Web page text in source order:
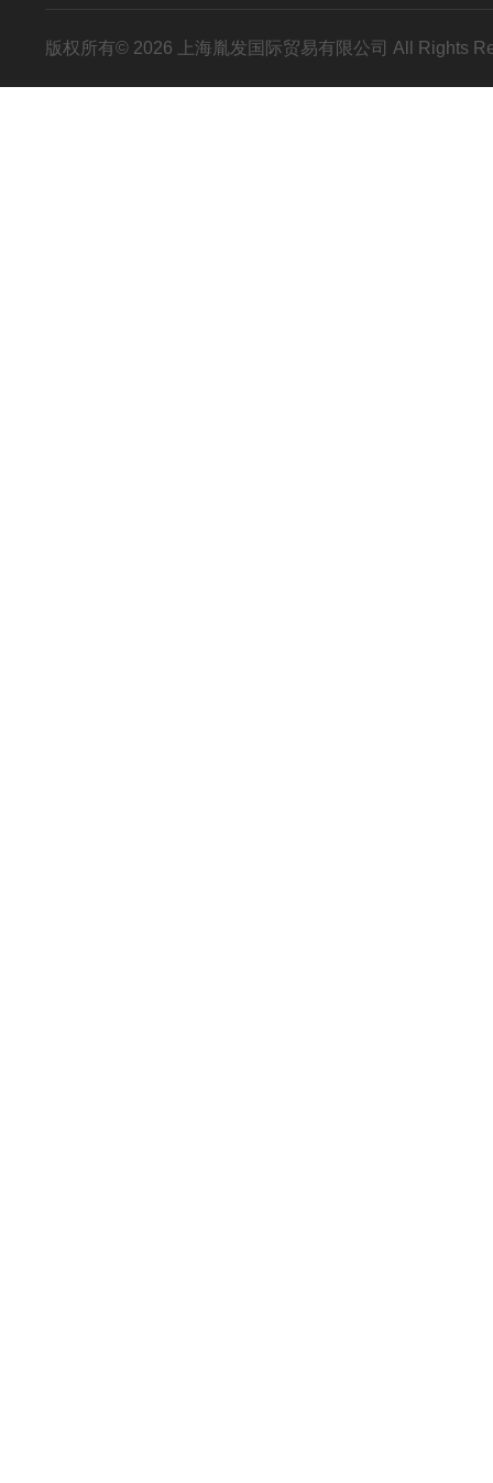
版权所有© 2026 上海胤发国际贸易有限公司 All Rights